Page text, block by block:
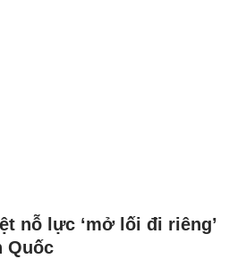
nỗ lực ‘mở lối đi riêng’
Quốc